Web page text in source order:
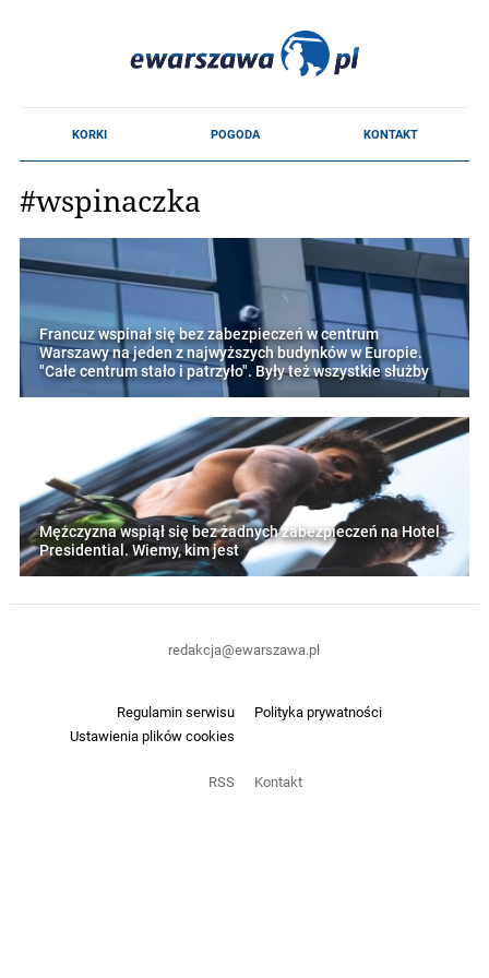
#wspinaczka
Francuz wspinał się bez zabezpieczeń w centrum
Warszawy na jeden z najwyższych budynków w Europie.
"Całe centrum stało i patrzyło". Były też wszystkie służby
Mężczyzna wspiął się bez żadnych zabezpieczeń na Hotel
Presidential. Wiemy, kim jest
Regulamin serwisu
Polityka prywatności
Ustawienia plików cookies
RSS Kontakt
redakcja@ewarszawa.pl